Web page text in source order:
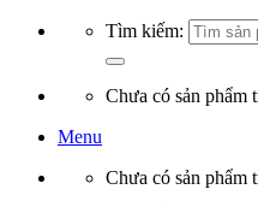
Tìm kiếm:
Chưa có sản phẩm
Menu
Chưa có sản phẩm